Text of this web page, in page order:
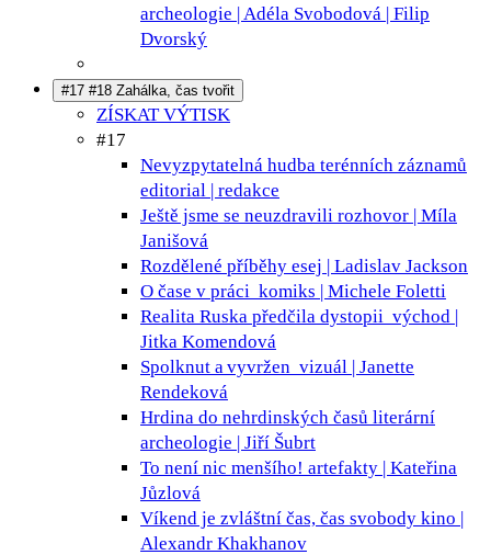
archeologie | Adéla Svobodová | Filip
Dvorský
#17 #18 Zahálka, čas tvořit
ZÍSKAT VÝTISK
#17
Nevyzpytatelná hudba terénních záznamů
editorial | redakce
Ještě jsme se neuzdravili rozhovor | Míla
Janišová
Rozdělené příběhy esej | Ladislav Jackson
O čase v práci komiks | Michele Foletti
Realita Ruska předčila dystopii východ |
Jitka Komendová
Spolknut a vyvržen vizuál | Janette
Rendeková
Hrdina do nehrdinských časů literární
archeologie | Jiří Šubrt
To není nic menšího! artefakty | Kateřina
Jůzlová
Víkend je zvláštní čas, čas svobody kino |
Alexandr Khakhanov